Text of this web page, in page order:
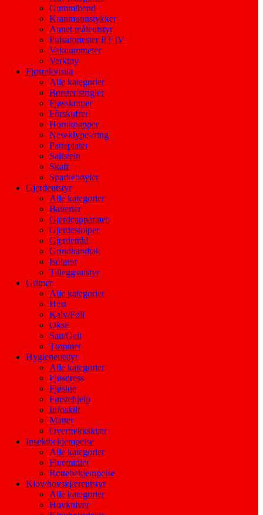
Gummibend
Kranmunnstykker
Annet måleutstyr
Pulsatortester PT IV
Vakuummeter
Verktøy
Fjøsrekvisita
Alle kategorier
Børster/strigler
Fjøsskraper
Fôrskuffer
Hornknapper
Neseklype-/ring
Patteplater
Saltstein
Skaft
Sparkebøyler
Gjerdeutstyr
Alle kategorier
Batterier
Gjerdeapparater
Gjerdestolper
Gjerdetråd
Grindhandtak
Isolator
Tilleggsutstyr
Grimer
Alle kategorier
Hest
Kalv/Føll
Okse
Sau/Geit
Tømmer
Hygieneutstyr
Alle kategorier
Fjøsdress
Fjøslue
Førstehjelp
Infoskilt
Matter
Overtrekksklær
Insektbekjempelse
Alle kategorier
Fluemidler
Rottebekjempelse
Klov/hovskjæreutstyr
Alle kategorier
Hovkniver